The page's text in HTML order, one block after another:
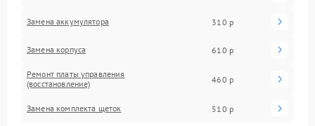
Замена аккумулятора 310 р
Замена корпуса 610 р
Ремонт платы управления
(восстановление)
460 р
Замена комплекта щеток 510 р